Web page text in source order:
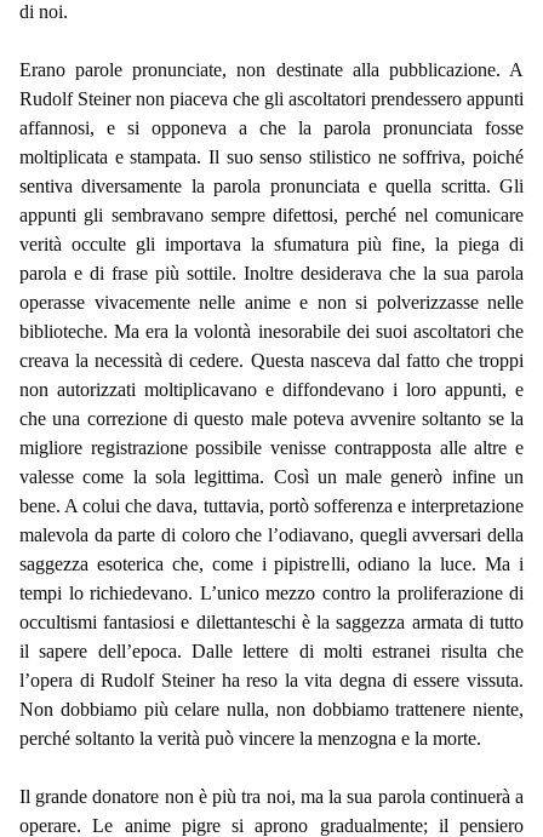
di noi.
Erano parole pronunciate, non destinate alla pubblicazione. A
Rudolf Steiner non piaceva che gli ascoltatori prendessero appunti
affannosi, e si opponeva a che la parola pronunciata fosse
moltiplicata e stampata. Il suo senso stilistico ne soffriva, poiché
sentiva diversamente la parola pronunciata e quella scritta. Gli
appunti gli sembravano sempre difettosi, perché nel comunicare
verità occulte gli importava la sfumatura più fine, la piega di
parola e di frase più sottile. Inoltre desiderava che la sua parola
operasse vivacemente nelle anime e non si polverizzasse nelle
biblioteche. Ma era la volontà inesorabile dei suoi ascoltatori che
creava la necessità di cedere. Questa nasceva dal fatto che troppi
non autorizzati moltiplicavano e diffondevano i loro appunti, e
che una correzione di questo male poteva avvenire soltanto se la
migliore registrazione possibile venisse contrapposta alle altre e
valesse come la sola legittima. Così un male generò infine un
bene. A colui che dava, tuttavia, portò sofferenza e interpretazione
malevola da parte di coloro che l’odiavano, quegli avversari della
saggezza esoterica che, come i pipistrelli, odiano la luce. Ma i
tempi lo richiedevano. L’unico mezzo contro la proliferazione di
occultismi fantasiosi e dilettanteschi è la saggezza armata di tutto
il sapere dell’epoca. Dalle lettere di molti estranei risulta che
l’opera di Rudolf Steiner ha reso la vita degna di essere vissuta.
Non dobbiamo più celare nulla, non dobbiamo trattenere niente,
perché soltanto la verità può vincere la menzogna e la morte.
Il grande donatore non è più tra noi, ma la sua parola continuerà a
operare. Le anime pigre si aprono gradualmente; il pensiero